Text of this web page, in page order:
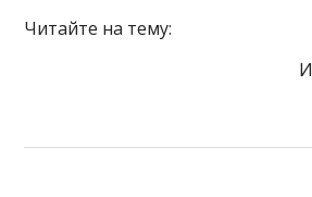
Читайте на тему: